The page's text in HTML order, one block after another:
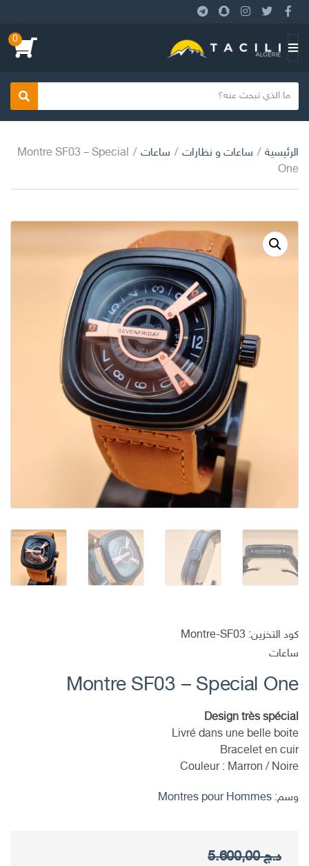
س
ص
ا
بحث
0
الرئيسية / ساعات و نظارات / ساعات /
Montre SF03 – Special
One
كود التخزين:Montre-SF03
ساعات
Montre SF03 – Special One
Design très spécial
Livré dans une belle boite
Bracelet en cuir
Couleur : Marron / Noire
وسم:Montres pour Hommes
د.ج5.600,00